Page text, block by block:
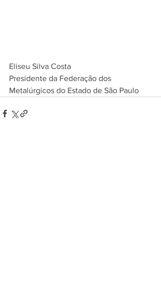
Eliseu Silva Costa
Presidente da Federação dos
Metalúrgicos do Estado de São Paulo